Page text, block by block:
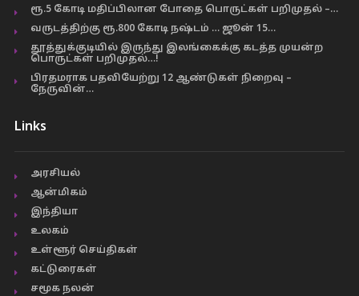
ரூ.5 கோடி மதிப்பிலான போதை பொருட்கள் பறிமுதல் –…
வருடத்திற்கு ரூ.800 கோடி நஷ்டம் … ஜூன் 15…
தூத்துக்குடியில் இருந்து இலங்கைக்கு கடத்த முயன்ற
பொருட்கள் பறிமுதல்…!
பிரதமராக பதவியேற்று 12 ஆண்டுகள் நிறைவு –
நேருவின்…
Links
அரசியல்
ஆன்மிகம்
இந்தியா
உலகம்
உள்ளூர் செய்திகள்
கட்டுரைகள்
சமூக நலன்